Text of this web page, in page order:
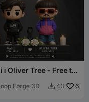
i Oliver Tree - Free to
Forge 3D  43 6